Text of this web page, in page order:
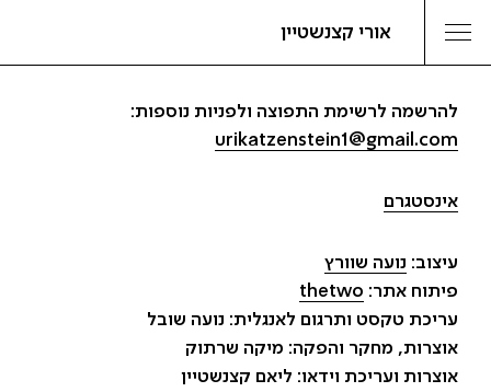
אורי קצנשטיין
להרשמה לרשימת התפוצה ולפניות נוספות:
urikatzenstein1@gmail.com
אינסטגרם
עיצוב: נועה שוורץ
פיתוח אתר: thetwo
עריכת טקסט ותרגום לאנגלית: נועה שובל
אוצרות, מחקר והפקה: מיקה שרתוק
אוצרות ועריכת וידאו: ליאם קצנשטיין